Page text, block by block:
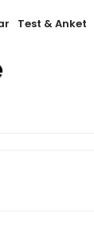
Test & Anket